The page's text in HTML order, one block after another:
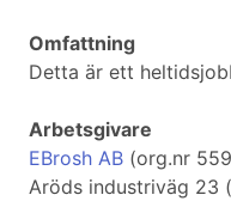
Omfattning
Detta är ett
Arbetsgivare
EBrosh AB (org.nr
Aröds industriväg 23 (